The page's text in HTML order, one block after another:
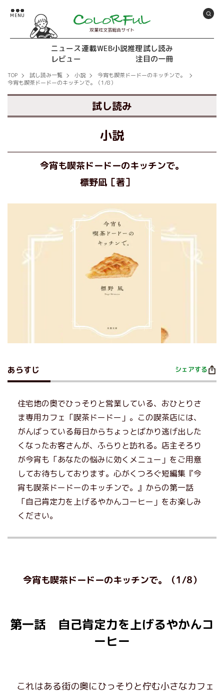
双葉社文芸総合サイト
ニュース連載WEB小説推理試し読み
レビュー
注目の一冊
TOP 試し読み一覧 小説
今宵も喫茶ドードーのキッチンで。
今宵も喫茶ドードーのキッチンで。（1/8）
試し読み
小説
今宵も喫茶ドードーのキッチンで。
標野凪［著］
あらすじ シェアする
住宅地の奥でひっそりと営業している、おひとりさ
ま専用カフェ「喫茶ドードー」。この喫茶店には、
がんばっている毎日からちょっとばかり逃げ出した
くなったお客さんが、ふらりと訪れる。店主そろり
が今宵も「あなたの悩みに効くメニュー」をご用意
してお待ちしております。心がくつろぐ短編集『今
宵も喫茶ドードーのキッチンで。』からの第一話
「自己肯定力を上げるやかんコーヒー」をお楽しみ
ください。
今宵も喫茶ドードーのキッチンで。（1/8）
第一話 自己肯定力を上げるやかんコ
ーヒー
これはある街の奥にひっそりと佇む小さなカフェ